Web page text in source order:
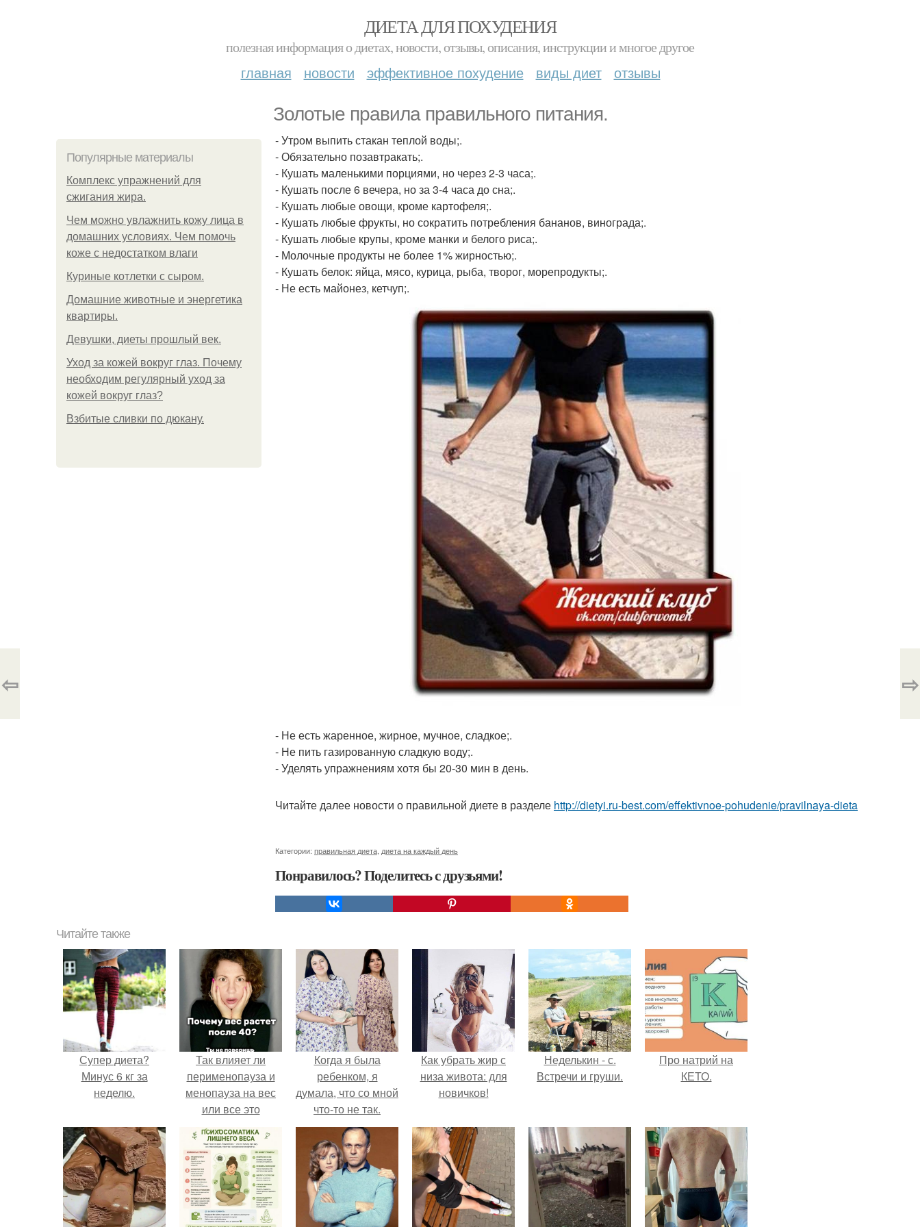
ДИЕТА ДЛЯ ПОХУДЕНИЯ
полезная информация о диетах, новости, отзывы, описания, инструкции и многое другое
главная новости эффективное похудение виды диет отзывы
Золотые правила правильного питания.
Популярные материалы
Комплекс упражнений для
сжигания жира.
Чем можно увлажнить кожу лица в
домашних условиях. Чем помочь
коже с недостатком влаги
Куриные котлетки с сыром.
Домашние животные и энергетика
квартиры.
Девушки, диеты прошлый век.
Уход за кожей вокруг глаз. Почему
необходим регулярный уход за
кожей вокруг глаз?
Взбитые сливки по дюкану.
- Утром выпить стакан теплой воды;.
- Обязательно позавтракать;.
- Кушать маленькими порциями, но через 2-3 часа;.
- Кушать после 6 вечера, но за 3-4 часа до сна;.
- Кушать любые овощи, кроме картофеля;.
- Кушать любые фрукты, но сократить потребления бананов, винограда;.
- Кушать любые крупы, кроме манки и белого риса;.
- Молочные продукты не более 1% жирностью;.
- Кушать белок: яйца, мясо, курица, рыба, творог, морепродукты;.
- Не есть майонез, кетчуп;.
- Не есть жаренное, жирное, мучное, сладкое;.
- Не пить газированную сладкую воду;.
- Уделять упражнениям хотя бы 20-30 мин в день.
Читайте далее новости о правильной диете в разделе http://dietyi.ru-best.com/effektivnoe-pohudenie/pravilnaya-dieta
Категории: правильная диета диета на каждый день
Понравилось? Поделитесь с друзьями!
⇦ ⇨
Читайте также
Супер диета?
Минус 6 кг за
неделю.
Так влияет ли
перименопауза и
менопауза на вес
или все это
ерунда?
Когда я была
ребенком, я
думала, что со мной
что-то не так.
Как убрать жир с
низа живота: для
новичков!
Неделькин - с.
Встречи и груши.
Про натрий на
КЕТО.